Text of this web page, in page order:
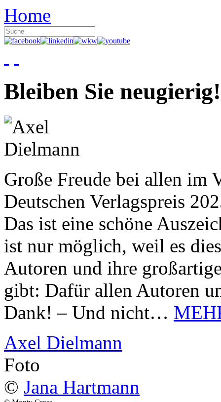
Home
Bleiben Sie neugierig!
Große Freude bei allen im
Deutschen Verlagspreis
Das ist eine schöne
ist nur möglich, weil es
Autoren und ihre
gibt: Dafür allen Autoren
Dank! – Und nicht…
Axel Dielmann
Foto
© Jana Hartmann